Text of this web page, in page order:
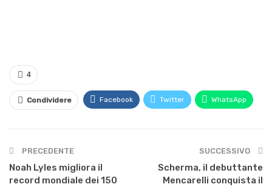
4
Condividere Facebook Twitter WhatsApp
PRECEDENTE
Noah Lyles migliora il
record mondiale dei 150
SUCCESSIVO
Scherma, il debuttante
Mencarelli conquista il